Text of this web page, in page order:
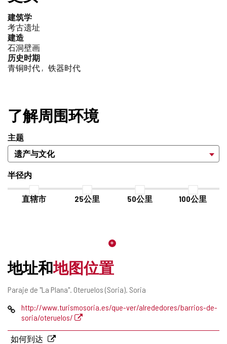
建筑学
考古遗址
建造
石洞壁画
历史时期
青铜时代
铁器时代
了解周围环境
主题
半径内
直辖市 25公里 50公里 100公里
地址和地图位置
邮
地
Paraje de "La Plana". Oteruelos (Soria). Soria
网
http://www.turismosoria.es/que-ver/alrededores/barrios-de-
soria/oteruelos/
如何到达